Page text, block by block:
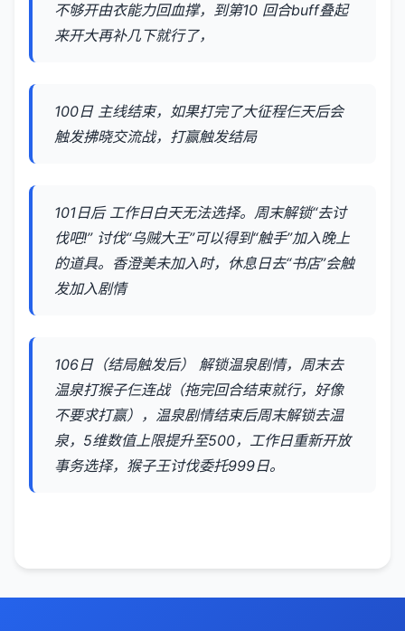
不够开由衣能力回血撑，到第10 回合buff叠起
来开大再补几下就行了，
100日 主线结束，如果打完了大征程仨天后会
触发拂晓交流战，打赢触发结局
101日后 工作日白天无法选择。周末解锁“去讨
伐吧!” 讨伐“乌贼大王”可以得到“触手”加入晚上
的道具。香澄美未加入时，休息日去“书店”会触
发加入剧情
106日（结局触发后） 解锁温泉剧情，周末去
温泉打猴子仨连战（拖完回合结束就行，好像
不要求打赢），温泉剧情结束后周末解锁去温
泉，5维数值上限提升至500，工作日重新开放
事务选择，猴子王讨伐委托999日。